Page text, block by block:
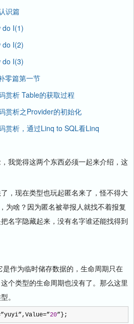
识篇
do I(1)
do I(2)
do I(3)
零篇第一节
赏析 Table的获取过程
赏析之Provider的初始化
赏析，通过Linq to SQL看Linq
我觉得这两个东西必须一起来介绍，这
，现在类型也玩起匿名来了，怪不得大
为啥？因为匿名被举报人就找不着报复
名字隐藏起来，没有名字谁还能找得到
作为临时储存数据的，生命周期只在
个类型的生命周期也没有了。那么这里
。
”yuyi”,Value=”20”};